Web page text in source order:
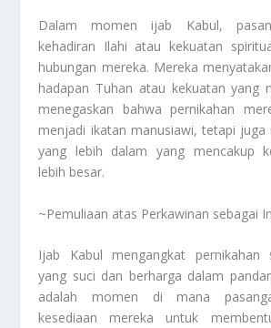
Dalam momen ijab Kabul,
kehadiran Ilahi atau kekuatan
hubungan mereka. Mereka
hadapan Tuhan atau kekuatan yang
menegaskan bahwa pernikahan
menjadi ikatan manusiawi, tetapi juga
yang lebih dalam yang mencakup
lebih besar.
~Pemuliaan atas Perkawinan sebagai
Ijab Kabul mengangkat pernikahan
yang suci dan berharga dalam
adalah momen di mana
kesediaan mereka untuk